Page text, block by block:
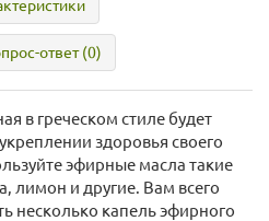
ответ(0)
в греческом стиле будет
здоровья своего
эфирные масла такие
лимон и другие. Вам всего
несколько капель эфирного